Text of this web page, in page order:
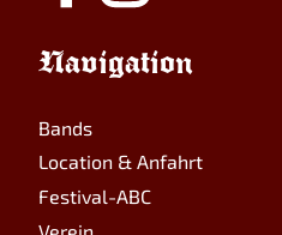
Navigation
Bands
Location & Anfahrt
Festival-ABC
Verein